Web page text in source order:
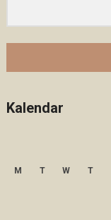
Kalendar
M T W T